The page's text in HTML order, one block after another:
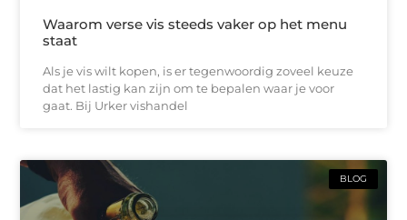
Waarom verse vis steeds vaker op het menu
staat
Als je vis wilt kopen, is er tegenwoordig zoveel keuze
dat het lastig kan zijn om te bepalen waar je voor
gaat. Bij Urker vishandel
BLOG